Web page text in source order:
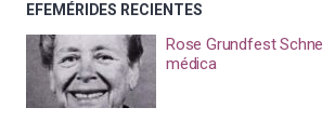
EFEMÉRIDES RECIENTES
Rose Grundfest
médica